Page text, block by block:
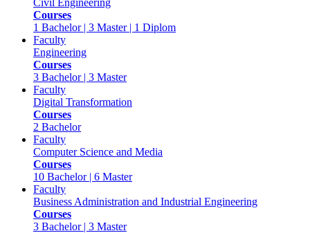
Civil Engineering
Courses
1 Bachelor | 3 Master | 1 Diplom
Faculty
Engineering
Courses
3 Bachelor | 3 Master
Faculty
Digital Transformation
Courses
2 Bachelor
Faculty
Computer Science and Media
Courses
10 Bachelor | 6 Master
Faculty
Business Administration and Industrial Engineering
Courses
3 Bachelor | 3 Master